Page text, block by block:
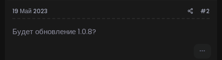
Посмотреть вложение 737
19 Май 2023 #2
Будет обновление 1.0.8?